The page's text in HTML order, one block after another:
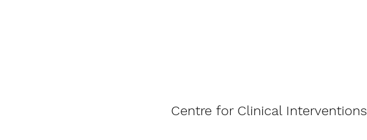
Centre for Clinical Interventions